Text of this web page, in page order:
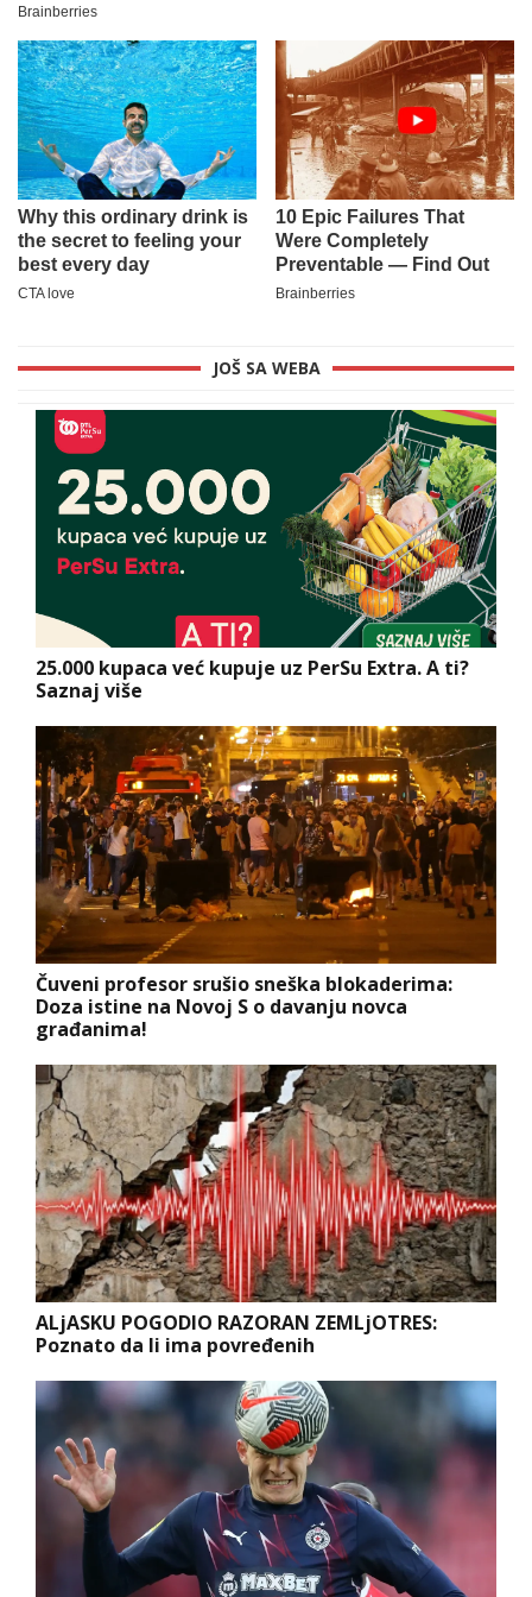
JOŠ SA WEBA
25.000 kupaca već kupuje uz PerSu Extra. A ti?
Saznaj više
Čuveni profesor srušio sneška blokaderima:
Doza istine na Novoj S o davanju novca
građanima!
ALjASKU POGODIO RAZORAN ZEMLjOTRES:
Poznato da li ima povređenih